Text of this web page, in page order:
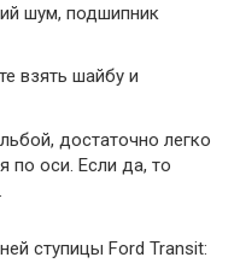
шум, подшипник
взять шайбу и
достаточно легко
по оси. Если да, то
ступицы Ford Transit: